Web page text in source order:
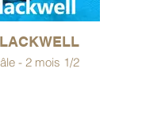
Mâle - 2 mois 1/2